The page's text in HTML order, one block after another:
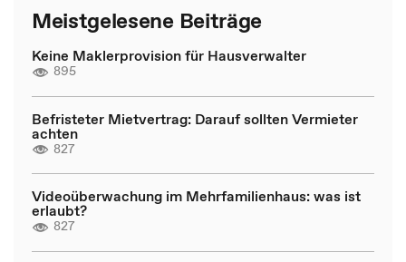
Meistgelesene Beiträge
Keine Maklerprovision für Hausverwalter
895
Befristeter Mietvertrag: Darauf sollten Vermieter
achten
827
Videoüberwachung im Mehrfamilienhaus: was ist
erlaubt?
827